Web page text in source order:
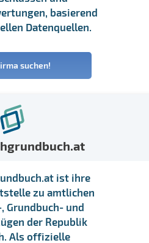
basierend
Datenquellen.
suchen!
ist ihre
zu amtlichen
Grundbuch- und
der Republik
Als offizielle